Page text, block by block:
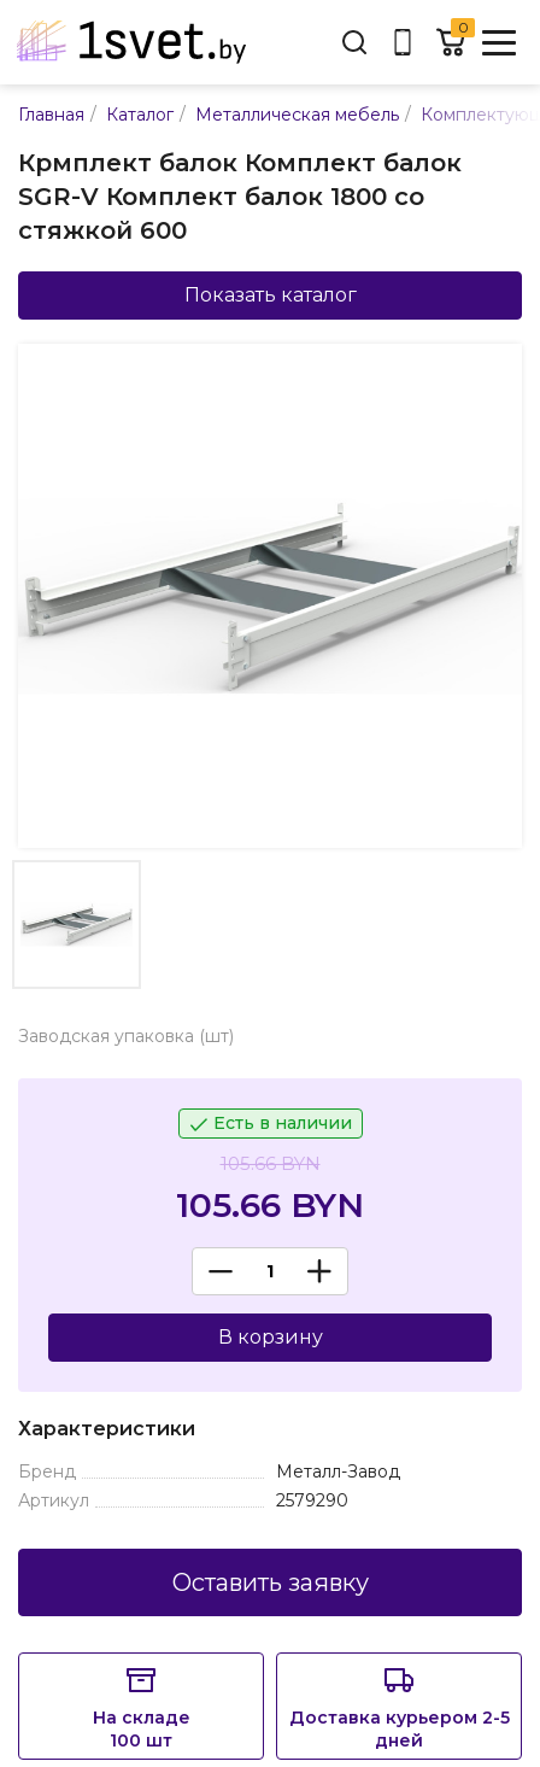
Адрес:
Время работы:
Пн-пт с 9:00 до 17:30
E-mail:
+375(29) 361-04-00
0
Главная / Каталог / Металлическая мебель /
Крмплект балок Комплект балок
SGR-V Комплект балок 1800 со
стяжкой 600
Показать каталог
Заводская упаковка (шт)
Есть в наличии
105.66 BYN
105.66 BYN
В корзину
Характеристики
Бренд
Металл-Завод
Артикул
2579290
Оставить заявку
На складе
100 шт
Доставка курьером 2-5
дней